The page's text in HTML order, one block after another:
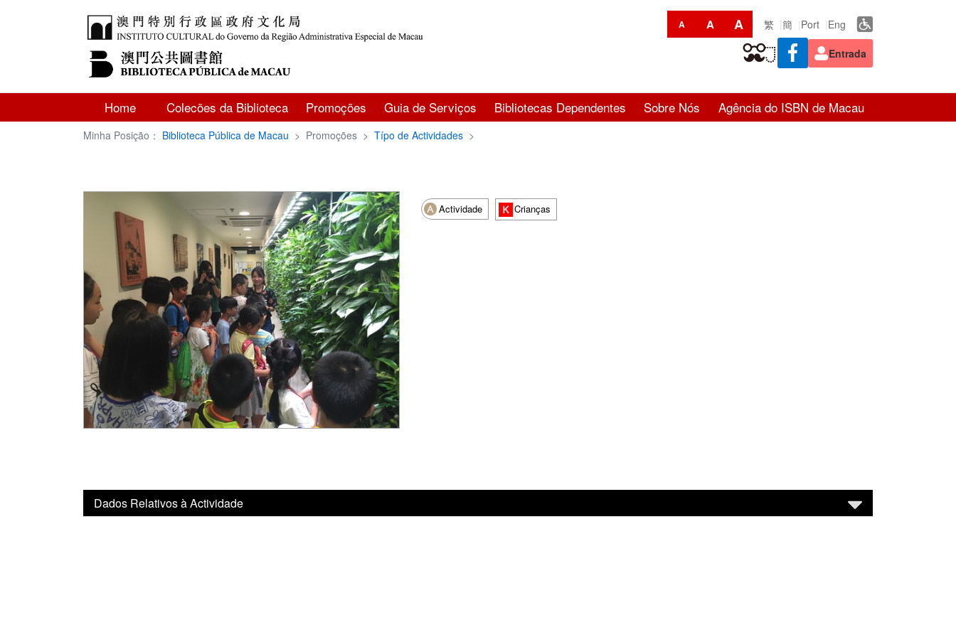
A A A 繁 簡 Port Eng
Entrada
Home Colecões da Biblioteca Promoções Guia de Serviços Bibliotecas Dependentes Sobre Nós Agência do ISBN de Macau
Minha Posição： Biblioteca Pública de Macau > Promoções > Típo de Actividades >
Actividade Crianças
Dados Relativos à Actividade